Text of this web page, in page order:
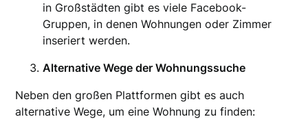
in Großstädten gibt es viele Facebook-
Gruppen, in denen Wohnungen oder Zimmer
inseriert werden.
Alternative Wege der Wohnungssuche
Neben den großen Plattformen gibt es auch
alternative Wege, um eine Wohnung zu finden: